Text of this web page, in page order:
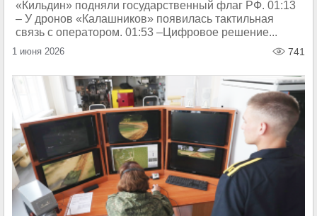
«Кильдин» подняли государственный флаг РФ. 01:13
– У дронов «Калашников» появилась тактильная
связь с оператором. 01:53 –Цифровое решение...
1 июня 2026 741